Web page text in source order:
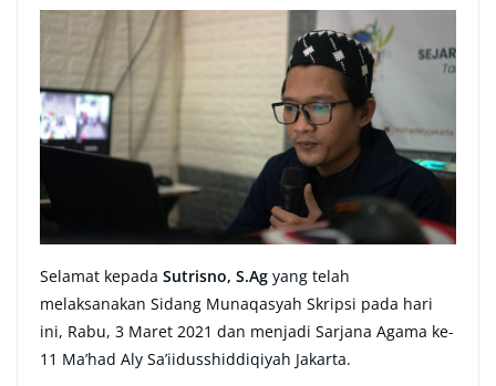
Selamat kepada Sutrisno, S.Ag yang telah
melaksanakan Sidang Munaqasyah Skripsi pada hari
ini, Rabu, 3 Maret 2021 dan menjadi Sarjana Agama ke-
11 Ma’had Aly Sa’iidusshiddiqiyah Jakarta.